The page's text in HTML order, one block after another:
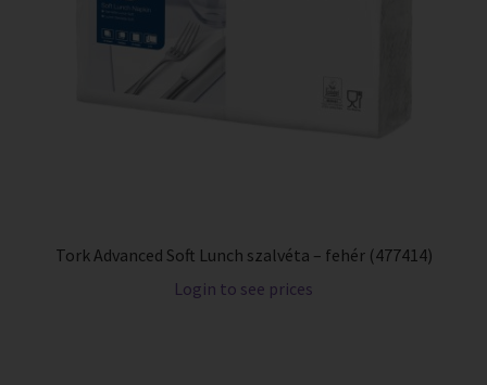
Tork Advanced Soft Lunch szalvéta – fehér (477414)
Login to see prices